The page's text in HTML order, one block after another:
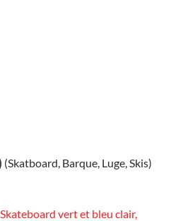
(Skatboard, Barque, Luge, Skis)
vert et bleu clair,